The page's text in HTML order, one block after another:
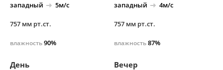
западный 5м/с
757 мм рт.ст.
влажность90%
западный 4м/с
757 мм рт.ст.
влажность87%
День Вечер